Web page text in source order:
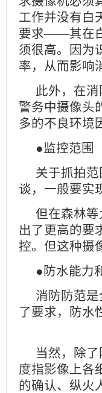
工作并没有白
要求——其在
须很高。因为
率，从而影
此外，在消
警务中摄像头
多的不良环
●监控范
关于抓拍
谈，一般要
但在森林
出了更高的要
控。但这种
●防水能力
消防防范
了要求，防水
当然，除
度指影像上各
的确认、纵